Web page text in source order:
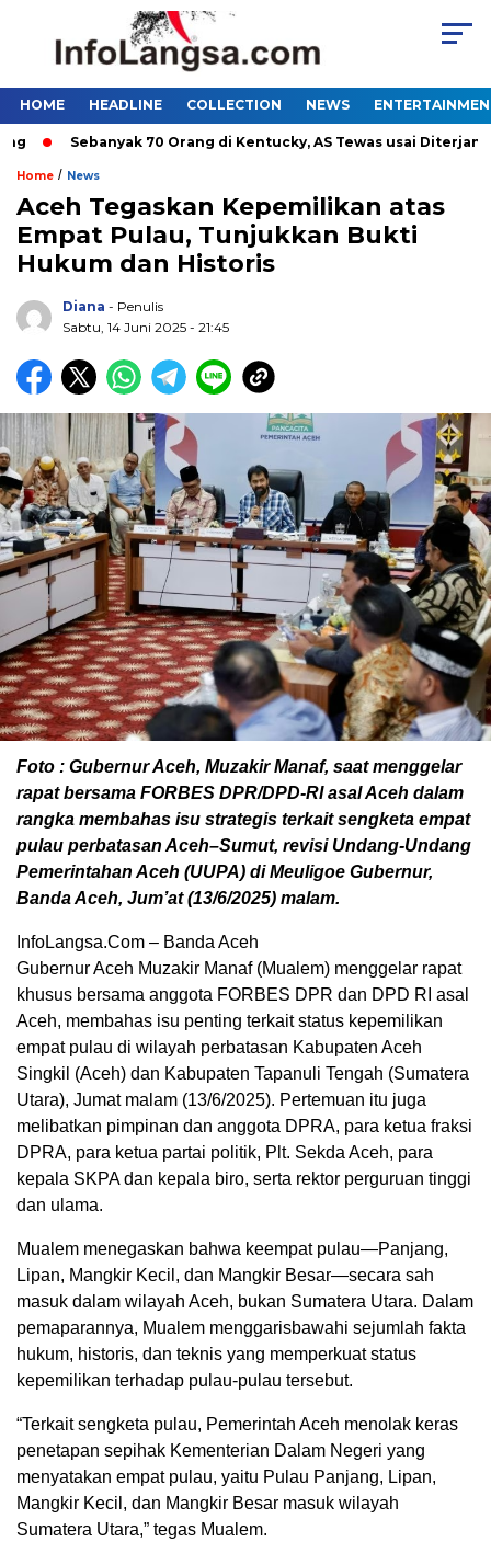
HOME HEADLINE COLLECTION NEWS
Sebanyak 70 Orang di Kentucky, AS Tewas usai Diterjang
Home / News
Aceh Tegaskan Kepemilikan atas
Empat Pulau, Tunjukkan Bukti
Hukum dan Historis
Diana - Penulis
Sabtu, 14 Juni 2025 - 21:45
Foto : Gubernur Aceh, Muzakir Manaf, saat menggelar
rapat bersama FORBES DPR/DPD-RI asal Aceh dalam
rangka membahas isu strategis terkait sengketa empat
pulau perbatasan Aceh–Sumut, revisi Undang-Undang
Pemerintahan Aceh (UUPA) di Meuligoe Gubernur,
Banda Aceh, Jum’at (13/6/2025) malam.
InfoLangsa.Com – Banda Aceh
Gubernur Aceh Muzakir Manaf (Mualem) menggelar rapat
khusus bersama anggota FORBES DPR dan DPD RI asal
Aceh, membahas isu penting terkait status kepemilikan
empat pulau di wilayah perbatasan Kabupaten Aceh
Singkil (Aceh) dan Kabupaten Tapanuli Tengah (Sumatera
Utara), Jumat malam (13/6/2025). Pertemuan itu juga
melibatkan pimpinan dan anggota DPRA, para ketua fraksi
DPRA, para ketua partai politik, Plt. Sekda Aceh, para
kepala SKPA dan kepala biro, serta rektor perguruan tinggi
dan ulama.
Mualem menegaskan bahwa keempat pulau—Panjang,
Lipan, Mangkir Kecil, dan Mangkir Besar—secara sah
masuk dalam wilayah Aceh, bukan Sumatera Utara. Dalam
pemaparannya, Mualem menggarisbawahi sejumlah fakta
hukum, historis, dan teknis yang memperkuat status
kepemilikan terhadap pulau-pulau tersebut.
“Terkait sengketa pulau, Pemerintah Aceh menolak keras
penetapan sepihak Kementerian Dalam Negeri yang
menyatakan empat pulau, yaitu Pulau Panjang, Lipan,
Mangkir Kecil, dan Mangkir Besar masuk wilayah
Sumatera Utara,” tegas Mualem.